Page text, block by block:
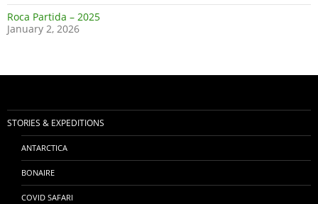
Roca Partida – 2025
January 2, 2026
STORIES & EXPEDITIONS
ANTARCTICA
BONAIRE
COVID SAFARI